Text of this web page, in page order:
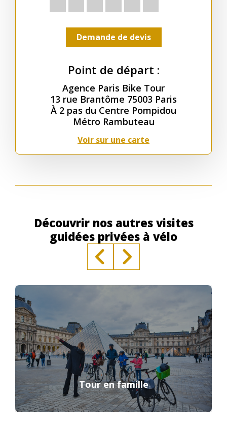
Demande de devis
Point de départ :
Agence Paris Bike Tour
13 rue Brantôme 75003 Paris
À 2 pas du Centre Pompidou
Métro Rambuteau
Voir sur une carte
Découvrir nos autres visites
guidées privées à vélo
Tour en famille